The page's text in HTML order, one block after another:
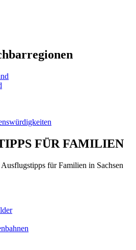
FÜR FAMILIEN
für Familien in Sachsen